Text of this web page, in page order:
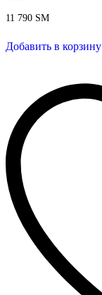
11 790 ЅМ
Добавить в корзину